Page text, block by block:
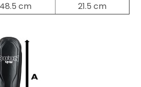
48.5 cm 21.5 cm